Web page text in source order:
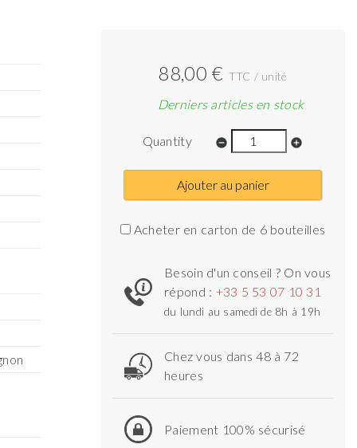
88,00 € TTC / unité
Derniers articles en stock
Quantity remove_circle add_circle
Ajouter au panier
Acheter en carton de 6 bouteilles
Besoin d'un conseil ? On vous
répond : +33 5 53 07 10 31
du lundi au samedi de 8h à 19h
Chez vous dans 48 à 72
heures
Paiement 100% sécurisé